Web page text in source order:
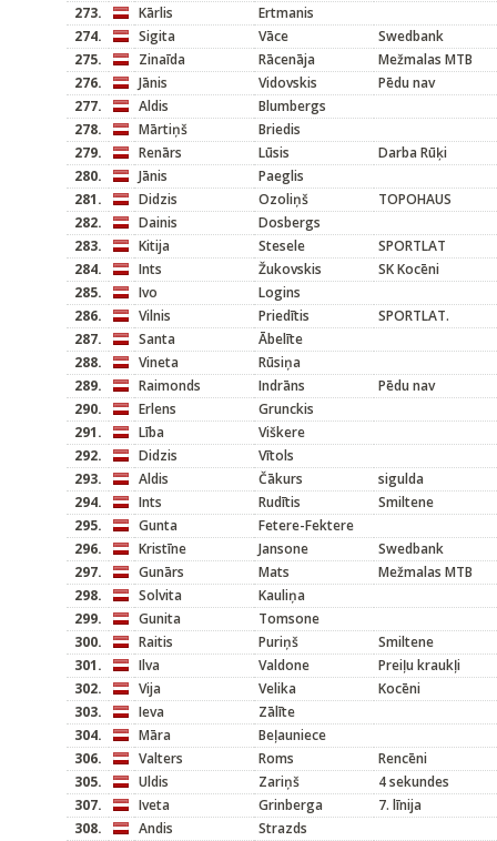
273.
Kārlis
Ertmanis
274.
Sigita Vāce
Swedbank
275.
Zinaīda Rācenāja
Mežmalas MTB
276.
Jānis Vidovskis
Pēdu nav
277.
Aldis
Blumbergs
278.
Mārtiņš
Briedis
279.
Renārs Lūsis
Darba Rūķi
280.
Jānis
Paeglis
281.
Didzis Ozoliņš
TOPOHAUS
282.
Dainis
Dosbergs
283.
Kitija Stesele
SPORTLAT
284.
Ints Žukovskis
SK Kocēni
285.
Ivo
Logins
286.
Vilnis Priedītis
SPORTLAT.
287.
Santa
Ābelīte
288.
Vineta
Rūsiņa
289.
Raimonds Indrāns
Pēdu nav
290.
Erlens
Grunckis
291.
Lība
Viškere
292.
Didzis
Vītols
293.
Aldis Čākurs
sigulda
294.
Ints Rudītis
Smiltene
295.
Gunta
Fetere-Fektere
296.
Kristīne Jansone
Swedbank
297.
Gunārs Mats
Mežmalas MTB
298.
Solvita
Kauliņa
299.
Gunita
Tomsone
300.
Raitis Puriņš
Smiltene
301.
Ilva Valdone
Preiļu kraukļi
302.
Vija Velika
Kocēni
303.
Ieva
Zālīte
304.
Māra
Beļauniece
306.
Valters Roms
Rencēni
305.
Uldis Zariņš
4 sekundes
307.
Iveta Grinberga
7. līnija
308.
Andis
Strazds